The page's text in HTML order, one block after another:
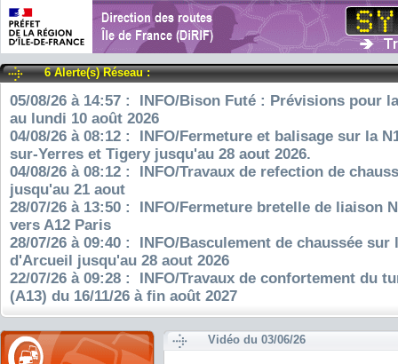
6 Alerte(s) Réseau :
05/08/26 à 14:57 : INFO/Bison Futé : Prévisions pour
au lundi 10 août 2026
04/08/26 à 08:12 : INFO/Fermeture et balisage sur la
sur-Yerres et Tigery jusqu'au 28 aout 2026.
04/08/26 à 08:12 : INFO/Travaux de refection de
jusqu'au 21 aout
28/07/26 à 13:50 : INFO/Fermeture bretelle de liaison
vers A12 Paris
28/07/26 à 09:40 : INFO/Basculement de chaussée sur
d'Arcueil jusqu'au 28 aout 2026
22/07/26 à 09:28 : INFO/Travaux de confortement du
(A13) du 16/11/26 à fin août 2027
Vidéo du 03/06/26